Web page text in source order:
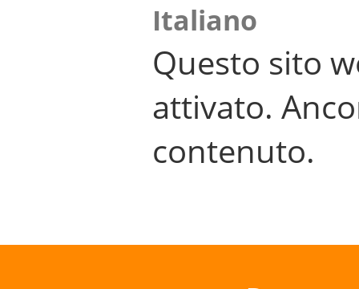
Italiano
Questo sito
attivato.
contenuto.